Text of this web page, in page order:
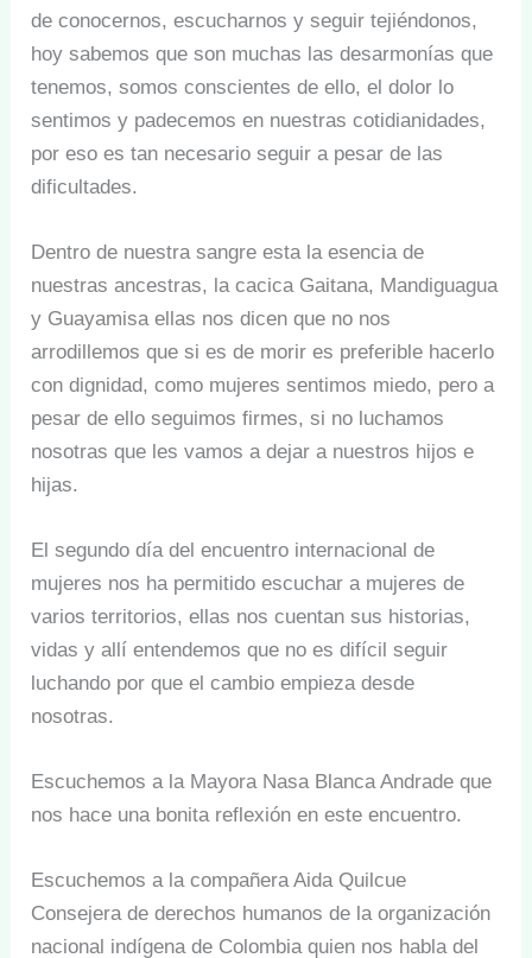
de conocernos, escucharnos y seguir tejiéndonos,
hoy sabemos que son muchas las desarmonías que
tenemos, somos conscientes de ello, el dolor lo
sentimos y padecemos en nuestras cotidianidades,
por eso es tan necesario seguir a pesar de las
dificultades.
Dentro de nuestra sangre esta la esencia de
nuestras ancestras, la cacica Gaitana, Mandiguagua
y Guayamisa ellas nos dicen que no nos
arrodillemos que si es de morir es preferible hacerlo
con dignidad, como mujeres sentimos miedo, pero a
pesar de ello seguimos firmes, si no luchamos
nosotras que les vamos a dejar a nuestros hijos e
hijas.
El segundo día del encuentro internacional de
mujeres nos ha permitido escuchar a mujeres de
varios territorios, ellas nos cuentan sus historias,
vidas y allí entendemos que no es difícil seguir
luchando por que el cambio empieza desde
nosotras.
Escuchemos a la Mayora Nasa Blanca Andrade que
nos hace una bonita reflexión en este encuentro.
Escuchemos a la compañera Aida Quilcue
Consejera de derechos humanos de la organización
nacional indígena de Colombia quien nos habla del